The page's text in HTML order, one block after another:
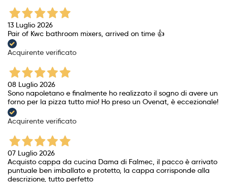
13 Luglio 2026
Pair of Kwc bathroom mixers, arrived on time 👍
Acquirente verificato
08 Luglio 2026
Sono napoletano e finalmente ho realizzato il sogno di avere un
forno per la pizza tutto mio! Ho preso un Ovenat, è eccezionale!
Acquirente verificato
07 Luglio 2026
Acquisto cappa da cucina Dama di Falmec, il pacco è arrivato
puntuale ben imballato e protetto, la cappa corrisponde alla
descrizione, tutto perfetto